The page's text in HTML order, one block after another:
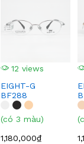
12 views
EIGHT-G
BF288
(có 3 màu)
1,180,000₫